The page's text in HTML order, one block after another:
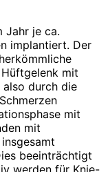
Jahr je ca.
implantiert. Der
mit
also durch die
mit
mit
beeinträchtigt
werden für Knie-